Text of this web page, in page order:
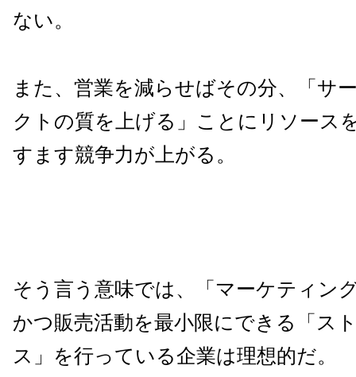
ない。
また、営業を減らせばその分、「サ
クトの質を上げる」ことにリソース
すます競争力が上がる。
そう言う意味では、「マーケティン
かつ販売活動を最小限にできる「ス
ス」を行っている企業は理想的だ。